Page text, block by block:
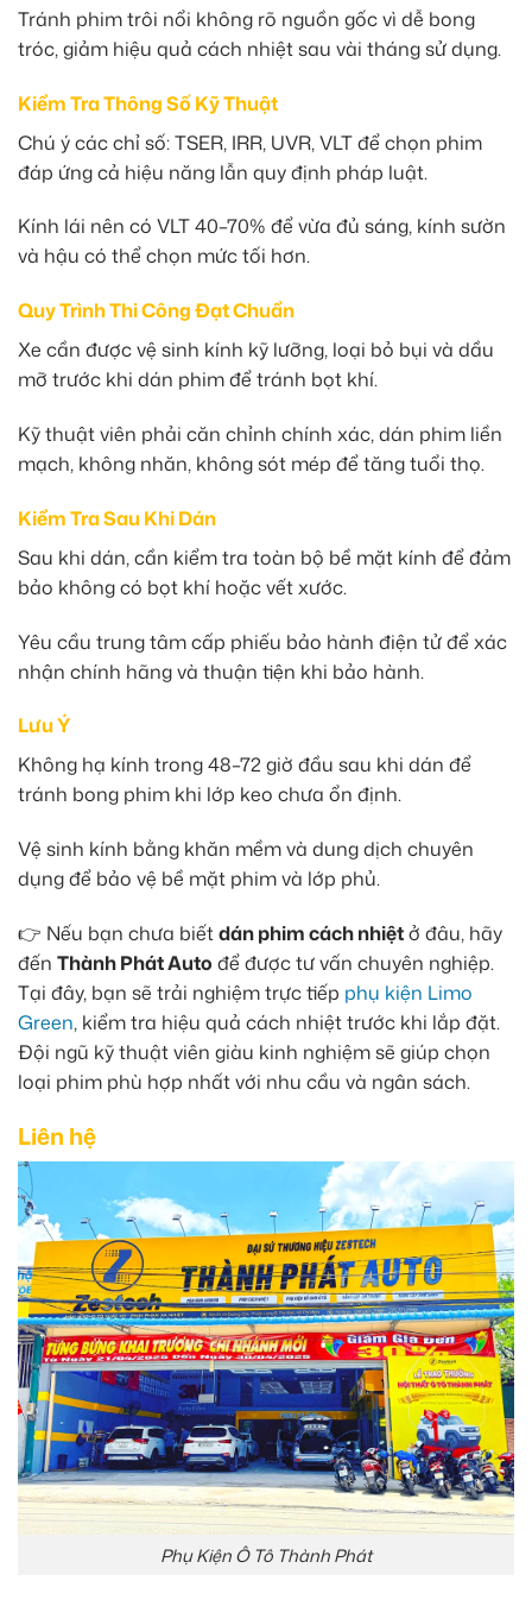
Tránh phim trôi nổi không rõ nguồn gốc vì dễ bong
tróc, giảm hiệu quả cách nhiệt sau vài tháng sử dụng.
Kiểm Tra Thông Số Kỹ Thuật
Chú ý các chỉ số: TSER, IRR, UVR, VLT để chọn phim
đáp ứng cả hiệu năng lẫn quy định pháp luật.
Kính lái nên có VLT 40–70% để vừa đủ sáng, kính sườn
và hậu có thể chọn mức tối hơn.
Quy Trình Thi Công Đạt Chuẩn
Xe cần được vệ sinh kính kỹ lưỡng, loại bỏ bụi và dầu
mỡ trước khi dán phim để tránh bọt khí.
Kỹ thuật viên phải căn chỉnh chính xác, dán phim liền
mạch, không nhăn, không sót mép để tăng tuổi thọ.
Kiểm Tra Sau Khi Dán
Sau khi dán, cần kiểm tra toàn bộ bề mặt kính để đảm
bảo không có bọt khí hoặc vết xước.
Yêu cầu trung tâm cấp phiếu bảo hành điện tử để xác
nhận chính hãng và thuận tiện khi bảo hành.
Lưu Ý
Không hạ kính trong 48–72 giờ đầu sau khi dán để
tránh bong phim khi lớp keo chưa ổn định.
Vệ sinh kính bằng khăn mềm và dung dịch chuyên
dụng để bảo vệ bề mặt phim và lớp phủ.
👉 Nếu bạn chưa biếtdán phim cách nhiệtở đâu, hãy
đến Thành Phát Auto để được tư vấn chuyên nghiệp.
Tại đây, bạn sẽ trải nghiệm trực tiếp phụ kiện Limo
Green, kiểm tra hiệu quả cách nhiệt trước khi lắp đặt.
Đội ngũ kỹ thuật viên giàu kinh nghiệm sẽ giúp chọn
loại phim phù hợp nhất với nhu cầu và ngân sách.
Liên hệ
Phụ Kiện Ô Tô Thành Phát